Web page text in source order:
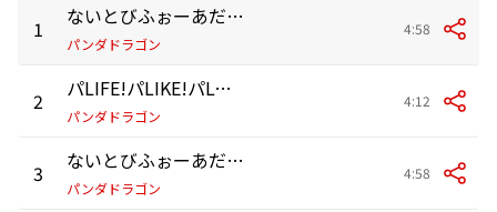
1 ないとびふぉーあだんす
パンダドラゴン
4:58
2 パLIFE!パLIKE!パLOUGH!パLOVE!
パンダドラゴン
4:12
3 ないとびふぉーあだんす (Instrumental)
パンダドラゴン
4:58